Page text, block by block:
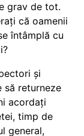
grav de tot.
că oamenii
întâmplă cu
și
să returneze
acordați
timp de
general,